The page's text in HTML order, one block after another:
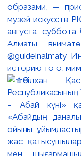
образами, —
музей искусств
августа,
Алматы
@guideinalmaty
историю того,